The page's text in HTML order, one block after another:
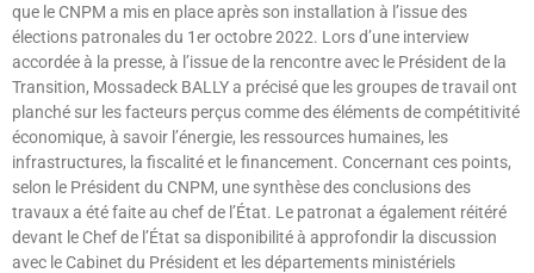
que le CNPM a mis en place après son installation à l’issue des
élections patronales du 1er octobre 2022. Lors d’une interview
accordée à la presse, à l’issue de la rencontre avec le Président de la
Transition, Mossadeck BALLY a précisé que les groupes de travail ont
planché sur les facteurs perçus comme des éléments de compétitivité
économique, à savoir l’énergie, les ressources humaines, les
infrastructures, la fiscalité et le financement. Concernant ces points,
selon le Président du CNPM, une synthèse des conclusions des
travaux a été faite au chef de l’État. Le patronat a également réitéré
devant le Chef de l’État sa disponibilité à approfondir la discussion
avec le Cabinet du Président et les départements ministériels